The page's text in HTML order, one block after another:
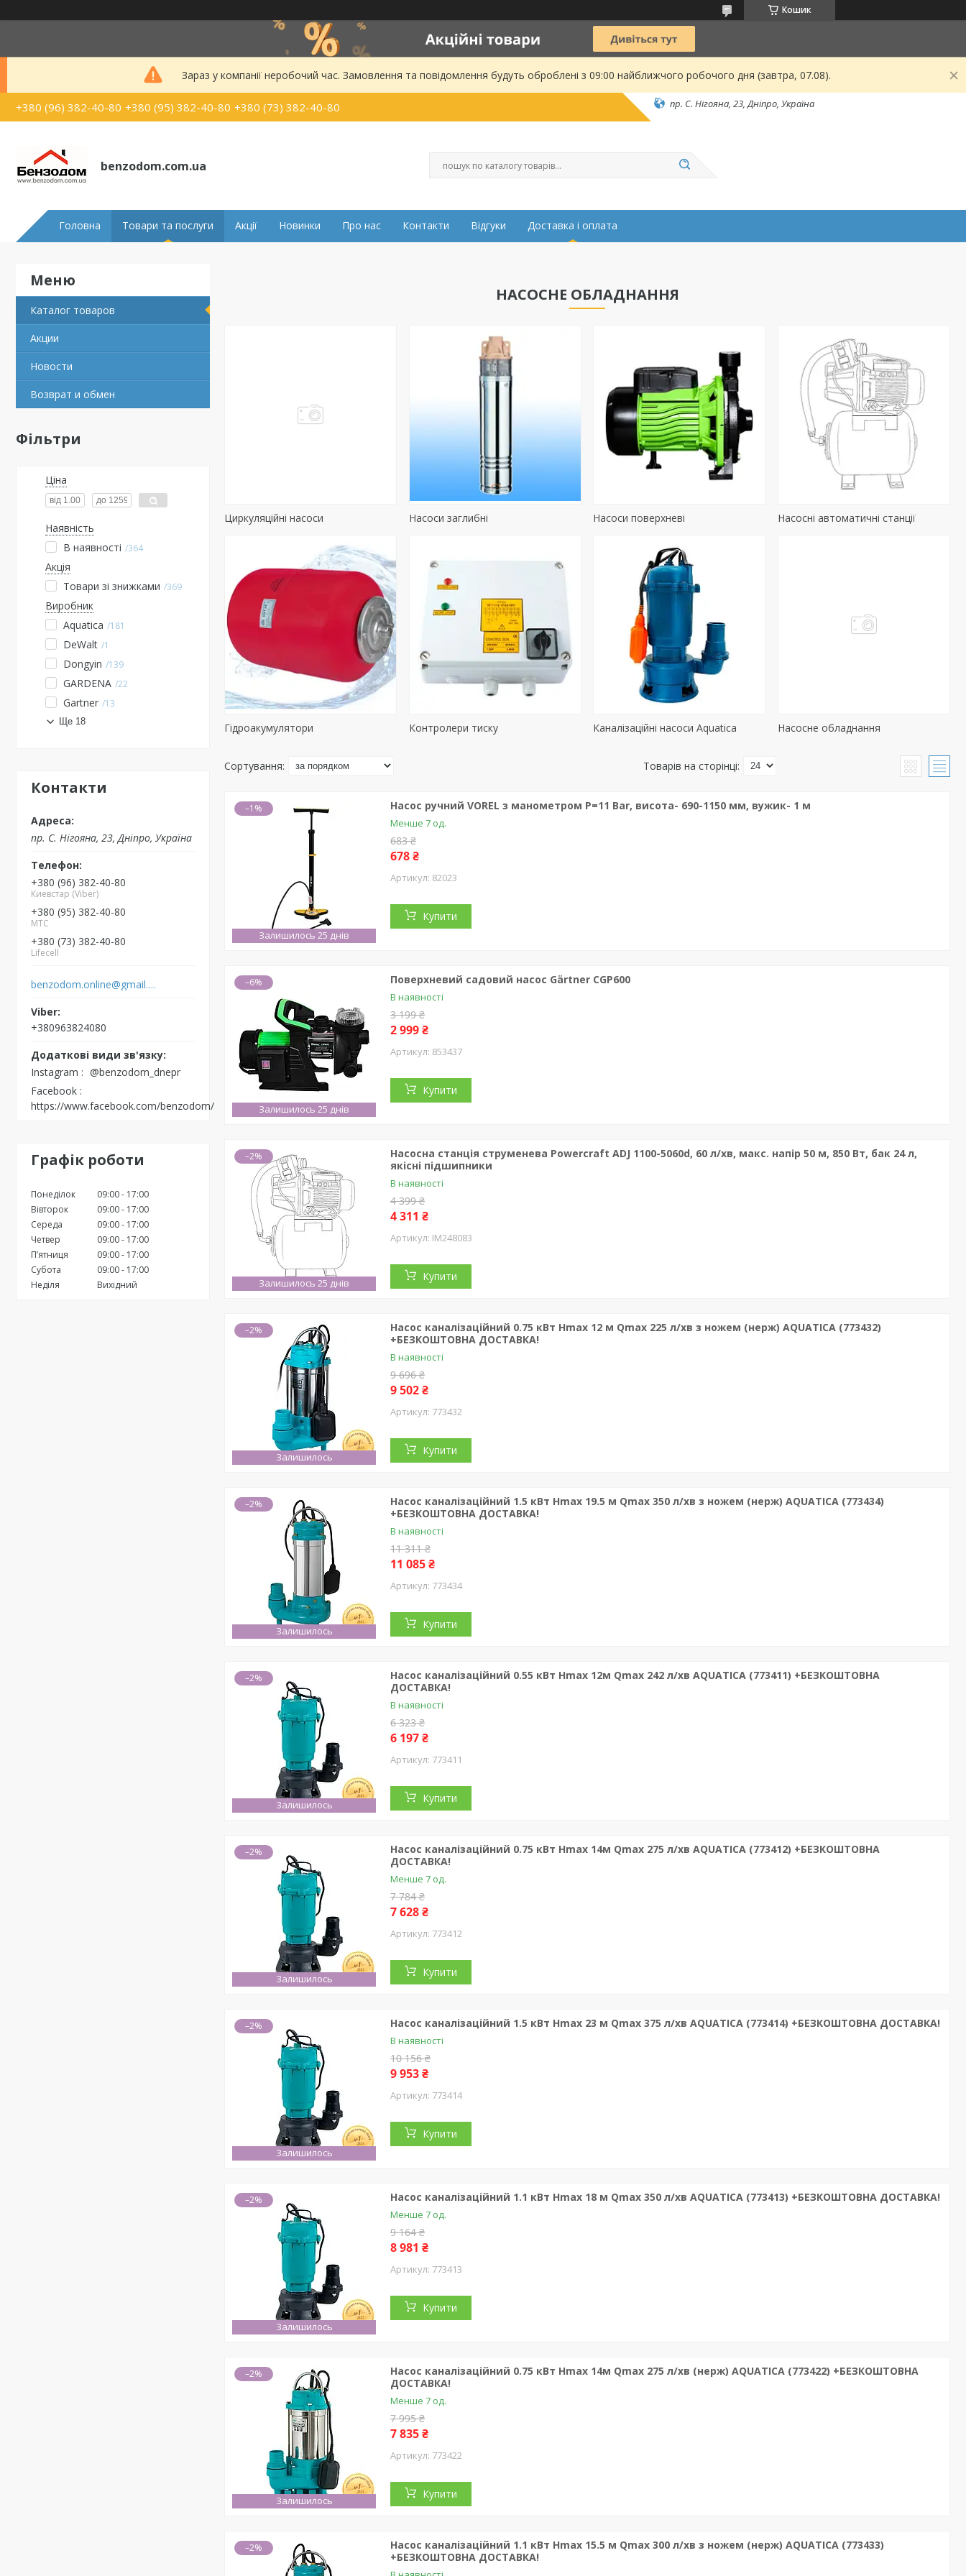
Кошик
Зараз у компанії неробочий час. Замовлення та повідомлення будуть оброблені з 09:00 найближчого робочого дня (завтра, 07.08).
+380 (96) 382-40-80 +380 (95) 382-40-80 +380 (73) 382-40-80 пр. С. Нігояна, 23, Дніпро, Україна
benzodom.com.ua
Головна Товари та послуги Акції Новинки Про нас Контакти Відгуки Доставка і оплата
Каталог товаров
Акции
Новости
Возврат и обмен
Фільтри
Ціна
Наявність
В наявності 364
Акція
Товари зі знижками 369
Виробник
Aquatica
181
DeWalt 1
Dongyin 139
GARDENA 22
Gartner 13
Ще 18
Контакти
пр. С. Нігояна, 23, Дніпро, Україна
+380 (96) 382-40-80
Киевстар (Viber)
+380 (95) 382-40-80
MTC
+380 (73) 382-40-80
Lifecell
benzodom.online@gmail.com
+380963824080
Instagram
@benzodom_dnepr
Facebook
https://www.facebook.com/benzodom/
Графік роботи
Понеділок 09:00
17:00
Вівторок
09:00
17:00
Середа
09:00
17:00
Четвер
09:00
17:00
Пʼятниця
09:00
17:00
Субота
09:00
17:00
Неділя
Вихідний
НАСОСНЕ ОБЛАДНАННЯ
Циркуляційні насоси Насоси заглибні Насоси поверхневі Насосні автоматичні станції
Гідроакумулятори Контролери тиску Каналізаційні насоси Aquatica Насосне обладнання
–1%
Залишилось 25 днів
Насос ручний VOREL з манометром P=11 Bar, висота- 690-1150 мм, вужик- 1 м
Менше 7 од.
683 ₴
678 ₴
82023
Купити
–6%
Залишилось 25 днів
Поверхневий садовий насос Gärtner CGP600
В наявності
3 199 ₴
2 999 ₴
853437
Купити
–2%
Залишилось 25 днів
Насосна станція струменева Powercraft ADJ 1100-5060d, 60 л/хв, макс. напір 50 м, 850 Вт, бак 24 л,
якісні підшипники
В наявності
4 399 ₴
4 311 ₴
IM248083
Купити
–2%
Залишилось
Насос каналізаційний 0.75 кВт Hmax 12 м Qmax 225 л/хв з ножем (нерж) AQUATICA (773432)
+БЕЗКОШТОВНА ДОСТАВКА!
В наявності
9 696 ₴
9 502 ₴
773432
Купити
–2%
Залишилось
Насос каналізаційний 1.5 кВт Hmax 19.5 м Qmax 350 л/хв з ножем (нерж) AQUATICA (773434)
+БЕЗКОШТОВНА ДОСТАВКА!
В наявності
11 311 ₴
11 085 ₴
773434
Купити
–2%
Залишилось
Насос каналізаційний 0.55 кВт Hmax 12м Qmax 242 л/хв AQUATICA (773411) +БЕЗКОШТОВНА
ДОСТАВКА!
В наявності
6 323 ₴
6 197 ₴
773411
Купити
–2%
Залишилось
Насос каналізаційний 0.75 кВт Hmax 14м Qmax 275 л/хв AQUATICA (773412) +БЕЗКОШТОВНА
ДОСТАВКА!
Менше 7 од.
7 784 ₴
7 628 ₴
773412
Купити
–2%
Залишилось
Насос каналізаційний 1.5 кВт Hmax 23 м Qmax 375 л/хв AQUATICA (773414) +БЕЗКОШТОВНА ДОСТАВКА!
В наявності
10 156 ₴
9 953 ₴
773414
Купити
–2%
Залишилось
Насос каналізаційний 1.1 кВт Hmax 18 м Qmax 350 л/хв AQUATICA (773413) +БЕЗКОШТОВНА ДОСТАВКА!
Менше 7 од.
9 164 ₴
8 981 ₴
773413
Купити
–2%
Залишилось
Насос каналізаційний 0.75 кВт Hmax 14м Qmax 275 л/хв (нерж) AQUATICA (773422) +БЕЗКОШТОВНА
ДОСТАВКА!
Менше 7 од.
7 995 ₴
7 835 ₴
773422
Купити
–2%
Насос каналізаційний 1.1 кВт Hmax 15.5 м Qmax 300 л/хв з ножем (нерж) AQUATICA (773433)
+БЕЗКОШТОВНА ДОСТАВКА!